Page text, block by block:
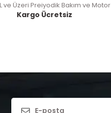
ve Üzeri Preiyodik Bakım ve Motor
Kargo Ücretsiz